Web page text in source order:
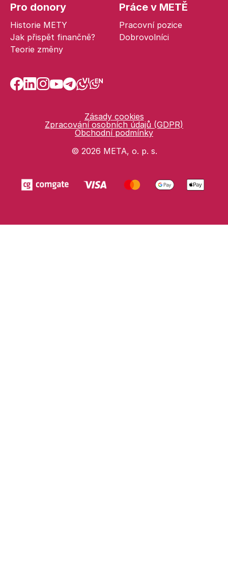
Pro donory
Historie METY
Jak přispět finančně?
Teorie změny
Práce v METĚ
Pracovní pozice
Dobrovolníci
Zásady cookies
Zpracování osobních údajů (GDPR)
Obchodní podmínky
© 2026 META, o. p. s.